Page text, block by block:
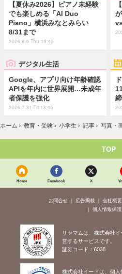
【夏休み2026】ピアノ未経験
でも楽しめる「AI Duo
Piano」横浜みなとみらい
8/31まで
2026.8.6 Thu 19:45
デジタル生活
Google、アプリ向け年齢確認
APIを年内に世界展開…未成年
者保護を強化
2026.7.31 Fri 13:45
ホーム › 教育・受験 › 小学生 › 記事 › 写真・
TOP
Home Facebook X
お問合せ 広告掲載 会社概要
個人情報保
リセマムは、株式会社
営するサービスです。
証券コード：6038
株式会社イードは、個